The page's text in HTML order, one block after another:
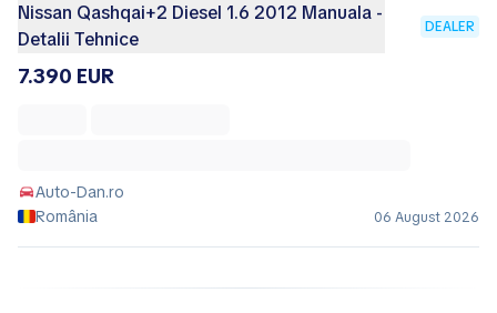
Nissan Qashqai+2 Diesel 1.6 2012 Manuala -
Detalii Tehnice
DEALER
7.390 EUR
Auto-Dan.ro
România
06 August 2026